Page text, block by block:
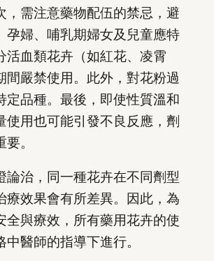
，需注意藥物配伍的禁忌，避
孕婦、哺乳期婦女及兒童應特
活血類花卉（如紅花、凌霄
間嚴禁使用。此外，對花粉過
定品種。最後，即使性質溫和
使用也可能引發不良反應，劑
。
論治，同一種花卉在不同劑型
療效果會有所差異。因此，為
全與療效，所有藥用花卉的使
中醫師的指導下進行。